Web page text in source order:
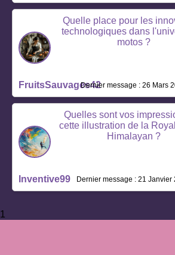
Quelle place pour les
technologiques dans
motos ?
FruitsSauvages42Dernier message : 26 Mars
Quelles sont vos
cette illustration de la
Himalayan ?
Inventive99 Dernier message : 21 Janvier
1